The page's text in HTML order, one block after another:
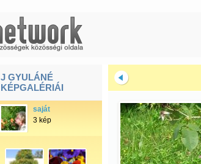
J GYULÁNÉ
KÉPGALÉRIÁI
saját
3 kép